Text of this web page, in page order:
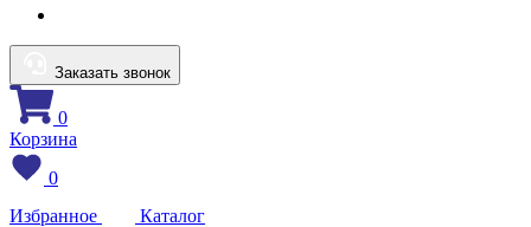
Заказать звонок
0
Корзина
0
Избранное
Каталог